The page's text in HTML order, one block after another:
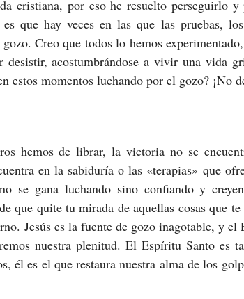
cristiana, por eso he resuelto perseguirlo y
que hay veces en las que las pruebas,
Creo que todos lo hemos
desistir, acostumbrándose a vivir una vida
estos momentos luchando por el gozo? ¡No
hemos de librar, la victoria no se
en la sabiduría o las «terapias» que
se gana luchando sino confiando y
que quite tu mirada de aquellas cosas que
Jesús es la fuente de gozo inagotable, y el
nuestra plenitud. El Espíritu Santo es
él es el que restaura nuestra alma de los